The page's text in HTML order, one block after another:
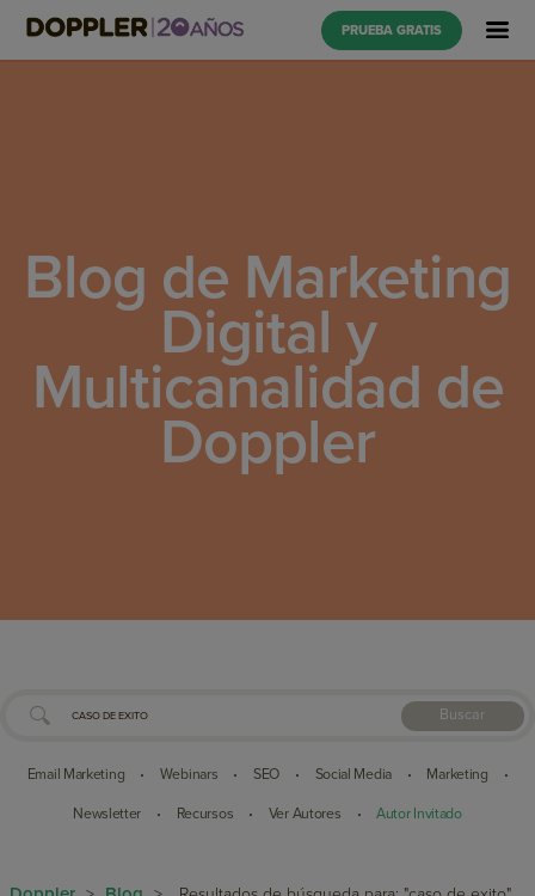
PRUEBA GRATIS
Blog de Marketing
Digital y
Multicanalidad de
Doppler
Buscar
Email Marketing • Webinars • SEO • Social Media • Marketing •
Newsletter • Recursos • Ver Autores • Autor Invitado